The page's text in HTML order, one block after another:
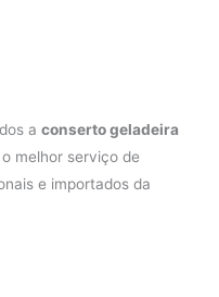
aconserto geladeira
melhor serviço de
e importados da